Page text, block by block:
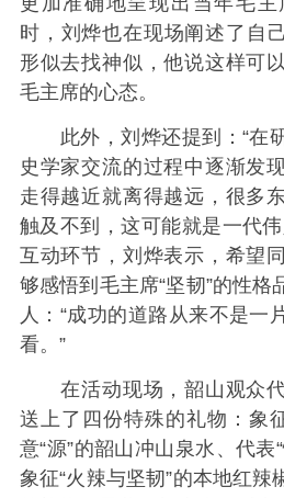
时，刘烨也在现场阐述了自
形似去找神似，他说这样可
毛主席的心态。
此外，刘烨还提到：“在
史学家交流的过程中逐渐发
走得越近就离得越远，很多
触及不到，这可能就是一代
互动环节，刘烨表示，希望
够感悟到毛主席“坚韧”的性格
人：“成功的道路从来不是一
看。”
在活动现场，韶山观众代
送上了四份特殊的礼物：象
意“源”的韶山冲山泉水、代表
象征“火辣与坚韧”的本地红辣